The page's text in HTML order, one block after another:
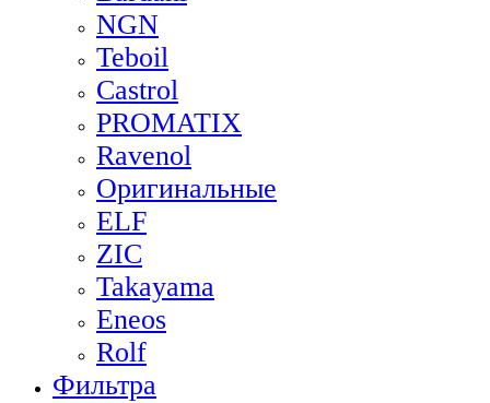
NGN
Teboil
Castrol
PROMATIX
Ravenol
Оригинальные
ELF
ZIC
Takayama
Eneos
Rolf
Фильтра